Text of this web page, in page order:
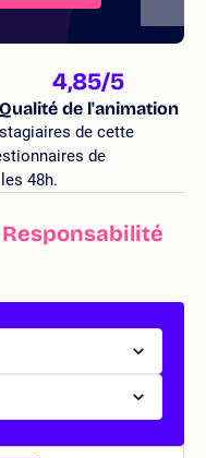
4,85/5
Qualité de l'animation
de cette
de
48h.